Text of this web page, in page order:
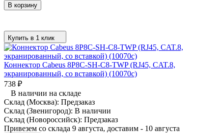
В корзину
Купить в 1 клик
Коннектор Cabeus 8P8C-SH-C8-TWP (RJ45, CAT.8,
экранированный, со вставкой) (10070c)
738 ₽
В наличии на складе
Склад (Москва): Предзаказ
Склад (Звенигород): В наличии
Склад (Новороссийск): Предзаказ
Привезем со склада 9 августа, доставим - 10 августа